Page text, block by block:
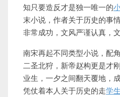
知只要造反才是独一唯一的
末小说，作者关于历史的事
非常成功，文风严谨认真，
南宋再起不同类型小说，配
二圣北狩，新帝赵构更是才
业生，一夕之间翻天覆地，
凭仗着本人关于历史的走学